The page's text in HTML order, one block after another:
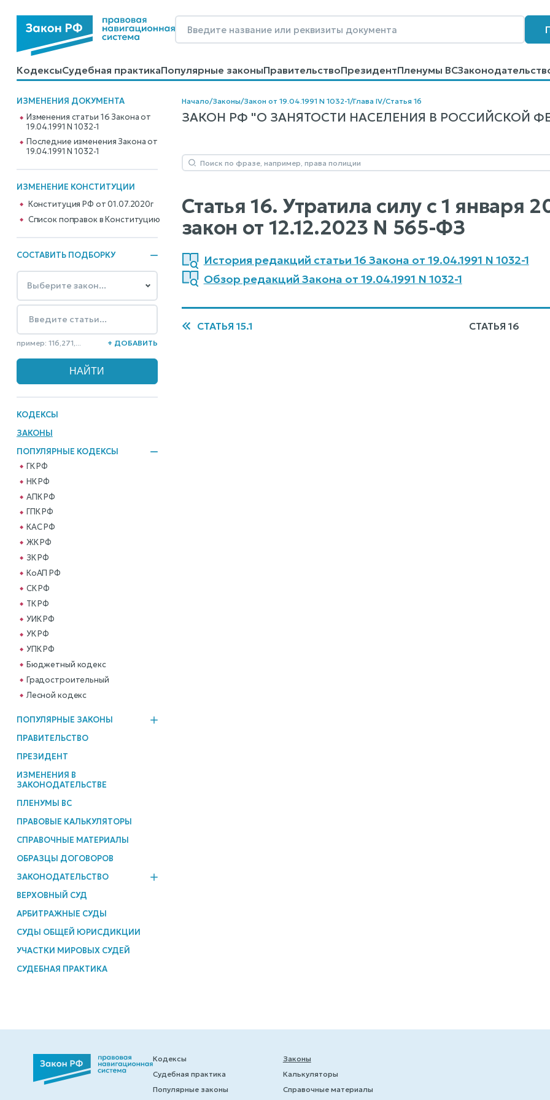
КодексыСудебная практикаПопулярные законыПравительствоПрезидентПленумы ВС
КалькуляторыСправочные материалыОбразцы договоровКонтактыПомощьПоиск
ИЗМЕНЕНИЯ ДОКУМЕНТА
Изменения статьи 16 Закона от
19.04.1991 N 1032-1
Последние изменения Закона от
19.04.1991 N 1032-1
ИЗМЕНЕНИЕ КОНСТИТУЦИИ
Конституция РФ от 01.07.2020г
Cписок поправок в Конституцию
СОСТАВИТЬ ПОДБОРКУ
пример: 116,271,... + ДОБАВИТЬ
КОДЕКСЫ
ЗАКОНЫ
ПОПУЛЯРНЫЕ КОДЕКСЫ
ГК РФ
НК РФ
АПК РФ
ГПК РФ
КАС РФ
ЖК РФ
ЗК РФ
КоАП РФ
СК РФ
ТК РФ
УИК РФ
УК РФ
УПК РФ
Бюджетный кодекс
Градостроительный
Лесной кодекс
ПОПУЛЯРНЫЕ ЗАКОНЫ
ПРАВИТЕЛЬСТВО
ПРЕЗИДЕНТ
ИЗМЕНЕНИЯ В
ЗАКОНОДАТЕЛЬСТВЕ
ПЛЕНУМЫ ВС
ПРАВОВЫЕ КАЛЬКУЛЯТОРЫ
СПРАВОЧНЫЕ МАТЕРИАЛЫ
ОБРАЗЦЫ ДОГОВОРОВ
ЗАКОНОДАТЕЛЬСТВО
ВЕРХОВНЫЙ СУД
АРБИТРАЖНЫЕ СУДЫ
СУДЫ ОБЩЕЙ ЮРИСДИКЦИИ
УЧАСТКИ МИРОВЫХ СУДЕЙ
СУДЕБНАЯ ПРАКТИКА
Начало/Законы/Закон от 19.04.1991 N 1032-1/Глава IV/Статья 16
ЗАКОН РФ "О ЗАНЯТОСТИ НАСЕЛЕНИЯ В РОССИЙСКОЙ
Статья 16. Утратила силу с 1
закон от 12.12.2023 N 565-ФЗ
История редакций статьи 16 Закона от 19.04.1991 N 1032-1
Обзор редакций Закона от 19.04.1991 N 1032-1
СТАТЬЯ 15.1 СТАТЬЯ 16
Кодексы
Судебная практика
Популярные законы
Законы
Калькуляторы
Справочные материалы